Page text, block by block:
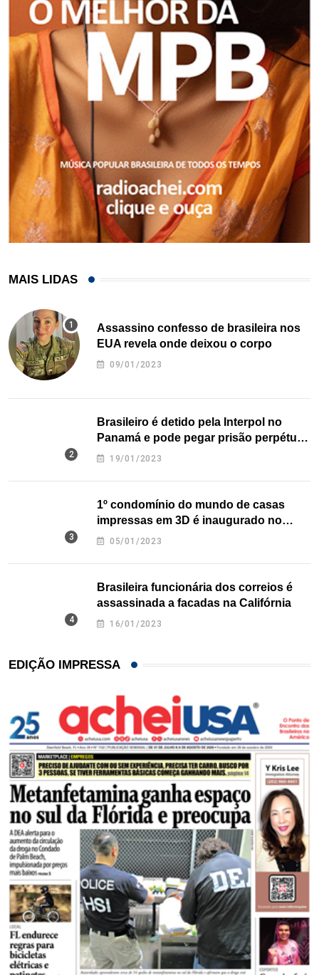
MAIS LIDAS
Assassino confesso de brasileira nos
EUA revela onde deixou o corpo
09/01/2023
Brasileiro é detido pela Interpol no
Panamá e pode pegar prisão perpétua
nos EUA
19/01/2023
1º condomínio do mundo de casas
impressas em 3D é inaugurado no
Texas
05/01/2023
Brasileira funcionária dos correios é
assassinada a facadas na Califórnia
16/01/2023
EDIÇÃO IMPRESSA